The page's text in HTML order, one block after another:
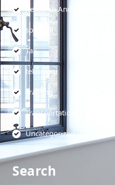
Research And Development
soft skill
Tax
teknologi
Training
Transportation
Uncategorized
Search